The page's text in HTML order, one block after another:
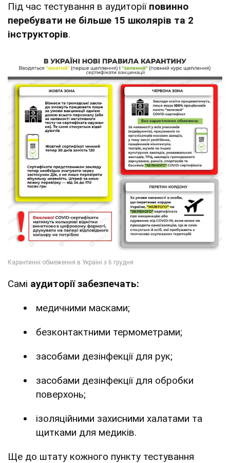
Під час тестування в аудиторії повинно
перебувати не більше 15 школярів та 2
інструкторів.
Самі аудиторії забезпечать:
медичними масками;
безконтактними термометрами;
засобами дезінфекції для рук;
засобами дезінфекції для обробки
поверхонь;
ізоляційними захисними халатами та
щитками для медиків.
Ще до штату кожного пункту тестування